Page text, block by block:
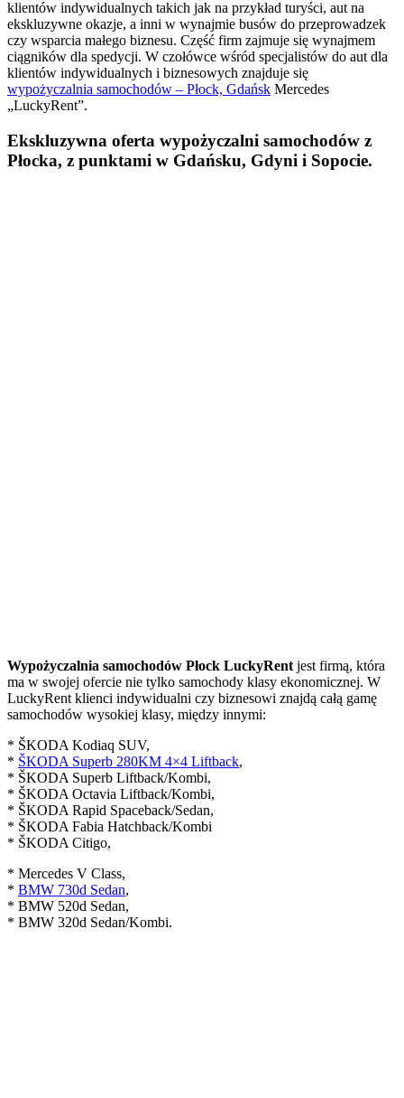
klientów indywidualnych takich jak na przykład turyści, aut na
ekskluzywne okazje, a inni w wynajmie busów do przeprowadzek
czy wsparcia małego biznesu. Część firm zajmuje się wynajmem
ciągników dla spedycji. W czołówce wśród specjalistów do aut dla
klientów indywidualnych i biznesowych znajduje się
wypożyczalnia samochodów – Płock, Gdańsk Mercedes
„LuckyRent”.
Ekskluzywna oferta wypożyczalni samochodów z
Płocka, z punktami w Gdańsku, Gdyni i Sopocie.
Wypożyczalnia samochodów Płock LuckyRent jest firmą, która
ma w swojej ofercie nie tylko samochody klasy ekonomicznej. W
LuckyRent klienci indywidualni czy biznesowi znajdą całą gamę
samochodów wysokiej klasy, między innymi:
* ŠKODA Kodiaq SUV,
* ŠKODA Superb 280KM 4×4 Liftback,
* ŠKODA Superb Liftback/Kombi,
* ŠKODA Octavia Liftback/Kombi,
* ŠKODA Rapid Spaceback/Sedan,
* ŠKODA Fabia Hatchback/Kombi
* ŠKODA Citigo,
* Mercedes V Class,
* BMW 730d Sedan,
* BMW 520d Sedan,
* BMW 320d Sedan/Kombi.